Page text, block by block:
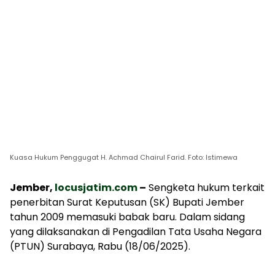
Kuasa Hukum Penggugat H. Achmad Chairul Farid. Foto: Istimewa
Jember, locusjatim.com– Sengketa hukum terkait
penerbitan Surat Keputusan (SK) Bupati Jember
tahun 2009 memasuki babak baru. Dalam sidang
yang dilaksanakan di Pengadilan Tata Usaha Negara
(PTUN) Surabaya, Rabu (18/06/2025).